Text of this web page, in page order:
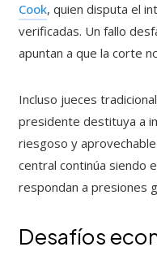
Cook, quien disputa el
verificadas. Un fallo
apuntan a que la corte
Incluso jueces
presidente destituya a
riesgoso y
central continúa siendo
respondan a presiones
Desafíos